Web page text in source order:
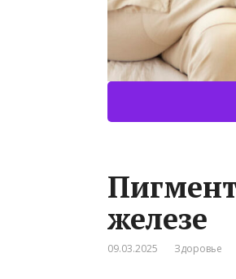
железе
09.03.2025 Здоровье